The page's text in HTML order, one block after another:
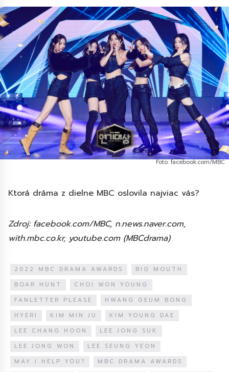
Foto: facebook.com/MBC
Ktorá dráma z dielne MBC oslovila najviac vás?
Zdroj: facebook.com/MBC, n.news.naver.com,
with.mbc.co.kr, youtube.com (MBCdrama)
2022 MBC DRAMA AWARDS
BIG MOUTH
BOAR HUNT
CHOI WON YOUNG
FANLETTER PLEASE
HWANG GEUM BONG
HYERI
KIM MIN JU
KIM YOUNG DAE
LEE CHANG HOON
LEE JONG SUK
LEE JONG WON
LEE SEUNG YEON
MAY I HELP YOU?
MBC DRAMA AWARDS